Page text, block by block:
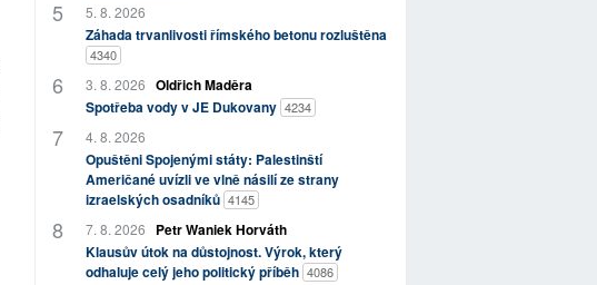
5. 8. 2026
Záhada trvanlivosti římského betonu rozluštěna
4340
3. 8. 2026 Oldřich Maděra
Spotřeba vody v JE Dukovany 4234
4. 8. 2026
Opuštěni Spojenými státy: Palestinští
Američané uvízli ve vlně násilí ze strany
izraelských osadníků 4145
7. 8. 2026
Petr Waniek Horváth
Klausův útok na důstojnost. Výrok, který
odhaluje celý jeho politický příběh 4086